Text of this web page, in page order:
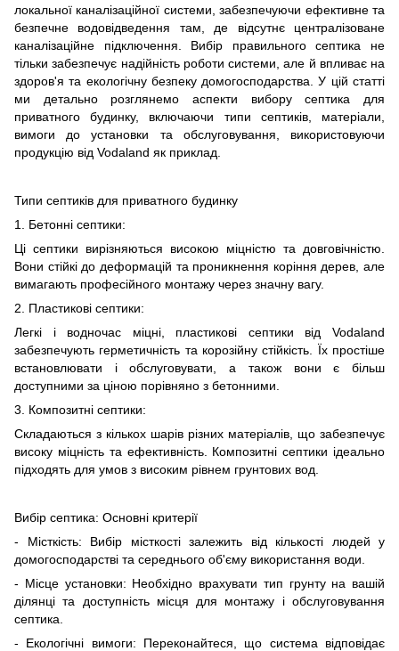
локальної каналізаційної системи, забезпечуючи ефективне та
безпечне водовідведення там, де відсутнє централізоване
каналізаційне підключення. Вибір правильного септика не
тільки забезпечує надійність роботи системи, але й впливає на
здоров'я та екологічну безпеку домогосподарства. У цій статті
ми детально розглянемо аспекти вибору септика для
приватного будинку, включаючи типи септиків, матеріали,
вимоги до установки та обслуговування, використовуючи
продукцію від Vodaland як приклад.
Типи септиків для приватного будинку
1. Бетонні септики:
Ці септики вирізняються високою міцністю та довговічністю.
Вони стійкі до деформацій та проникнення коріння дерев, але
вимагають професійного монтажу через значну вагу.
2. Пластикові септики:
Легкі і водночас міцні, пластикові септики від Vodaland
забезпечують герметичність та корозійну стійкість. Їх простіше
встановлювати і обслуговувати, а також вони є більш
доступними за ціною порівняно з бетонними.
3. Композитні септики:
Складаються з кількох шарів різних матеріалів, що забезпечує
високу міцність та ефективність. Композитні септики ідеально
підходять для умов з високим рівнем грунтових вод.
Вибір септика: Основні критерії
- Місткість: Вибір місткості залежить від кількості людей у
домогосподарстві та середнього об'єму використання води.
- Місце установки: Необхідно врахувати тип грунту на вашій
ділянці та доступність місця для монтажу і обслуговування
септика.
- Екологічні вимоги: Переконайтеся, що система відповідає